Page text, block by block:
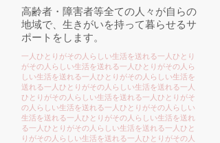
高齢者・障害者等全ての人々が自らの
地域で、生きがいを持って暮らせるサ
ポートをします。
一人ひとりがその人らしい生活を送れる一人ひとり
がその人らしい生活を送れる一人ひとりがその人ら
しい生活を送れる一人ひとりがその人らしい生活を
送れる一人ひとりがその人らしい生活を送れる一人
ひとりがその人らしい生活を送れる一人ひとりがそ
の人らしい生活を送れる一人ひとりがその人らしい
生活を送れる一人ひとりがその人らしい生活を送れ
る一人ひとりがその人らしい生活を送れる一人ひと
りがその人らしい生活を送れる一人ひとりがその人